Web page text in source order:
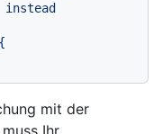
instead
mit der